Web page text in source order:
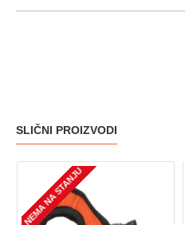
SLIČNI PROIZVODI
NEMA NA STANJU